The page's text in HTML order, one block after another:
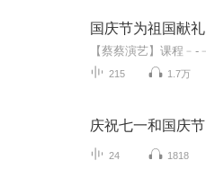
国庆节为祖国献礼
215 1.7万
庆祝七一和国庆节
24 1818